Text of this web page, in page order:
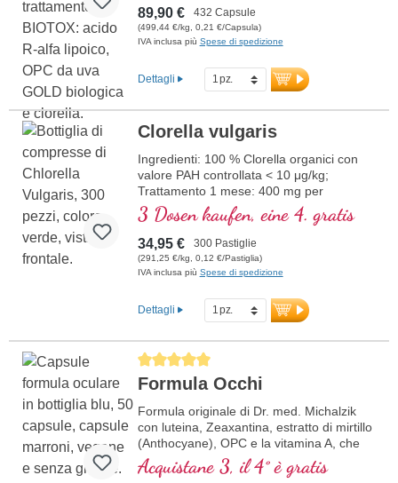
89,90 € 432 Capsule
(499,44 €/kg, 0,21 €/Capsula)
IVA inclusa più Spese di spedizione
Dettagli
Clorella vulgaris
Ingredienti: 100 % Clorella organici con
valore PAH controllata < 10 μg/kg;
Trattamento 1 mese: 400 mg per
pastiglia, 120 g contenuto totale in vetro
violetto.
3 Dosen kaufen, eine 4. gratis
34,95 € 300 Pastiglie
(291,25 €/kg, 0,12 €/Pastiglia)
IVA inclusa più Spese di spedizione
Dettagli
Average rating of 5 out of 5 stars
Formula Occhi
Formula originale di Dr. med. Michalzik
con luteina, Zeaxantina, estratto di mirtillo
(Anthocyane), OPC e la vitamina A, che
contribuisce al mantenimento della
capacità visiva normale.
Acquistane 3, il 4° è gratis